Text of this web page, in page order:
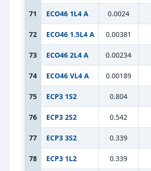
71 ECO46 1L4 A 0.0024
72 ECO46 1.5L4 A 0.00381
73 ECO46 2L4 A 0.00234
74 ECO46 VL4 A 0.00189
75 ECP3 1S2 0.804
76 ECP3 2S2 0.542
77 ECP3 3S2 0.339
78 ECP3 1L2 0.339